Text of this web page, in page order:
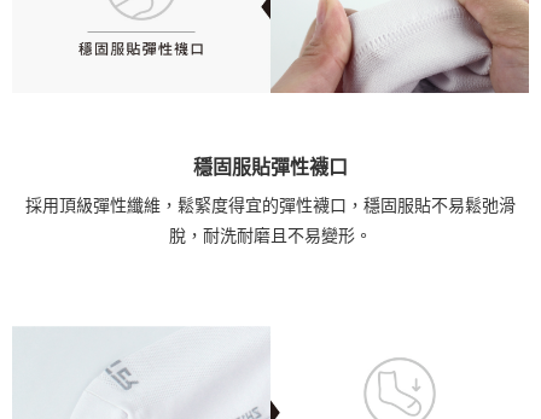
穩固服貼彈性襪口
採用頂級彈性纖維，鬆緊度得宜的彈性襪口，穩固服貼不易鬆弛滑
脫，耐洗耐磨且不易變形。